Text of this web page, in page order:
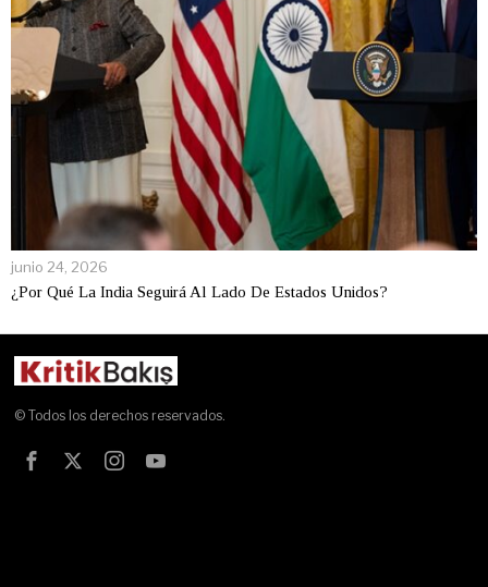
junio 24, 2026
¿Por Qué La India Seguirá Al Lado De Estados Unidos?
© Todos los derechos reservados.